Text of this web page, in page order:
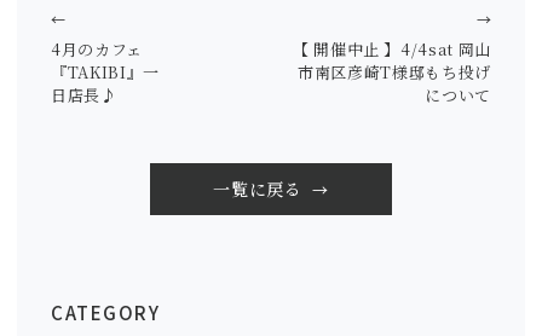
4月のカフェ
『TAKIBI』一
日店長♪
←
一覧に戻る
【 開催中止 】4/4sat 岡山
市南区彦崎T様邸もち投げ
について
→
CATEGORY